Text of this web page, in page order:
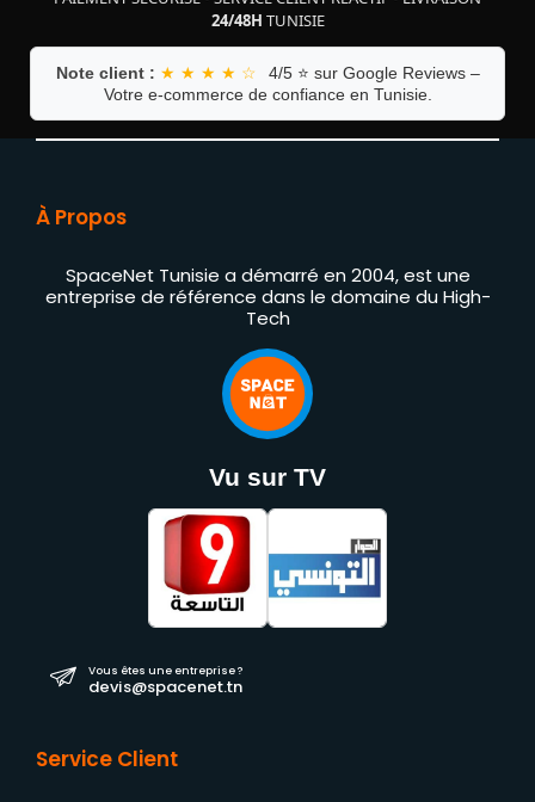
24/48H TUNISIE
Note client : ★ ★ ★ ★ ☆
4/5 ⭐ sur Google Reviews –
Votre e-commerce de confiance en Tunisie.
À Propos
SpaceNet Tunisie a démarré en 2004, est une
entreprise de référence dans le domaine du High-
Tech
Vu sur TV
Vous êtes une entreprise ?
devis@spacenet.tn
Service Client